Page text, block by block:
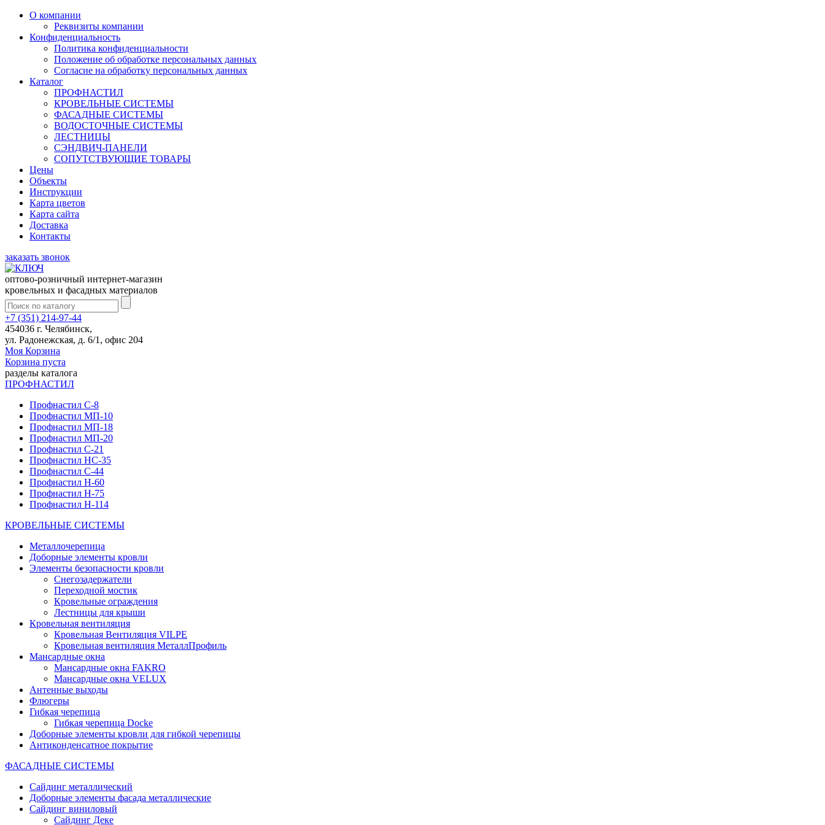
О компании
Реквизиты компании
Конфиденциальность
Политика конфиденциальности
Положение об обработке персональных данных
Согласие на обработку персональных данных
Каталог
ПРОФНАСТИЛ
КРОВЕЛЬНЫЕ СИСТЕМЫ
ФАСАДНЫЕ СИСТЕМЫ
ВОДОСТОЧНЫЕ СИСТЕМЫ
ЛЕСТНИЦЫ
СЭНДВИЧ-ПАНЕЛИ
СОПУТСТВУЮЩИЕ ТОВАРЫ
Цены
Объекты
Инструкции
Карта цветов
Карта сайта
Доставка
Контакты
заказать звонок
оптово-розничный интернет-магазин
кровельных и фасадных материалов
+7 (351) 214-97-44
454036 г. Челябинск,
ул. Радонежская, д. 6/1, офис 204
Моя Корзина
Корзина пуста
разделы каталога
ПРОФНАСТИЛ
Профнастил С-8
Профнастил МП-10
Профнастил МП-18
Профнастил МП-20
Профнастил С-21
Профнастил НС-35
Профнастил С-44
Профнастил Н-60
Профнастил Н-75
Профнастил Н-114
КРОВЕЛЬНЫЕ СИСТЕМЫ
Металлочерепица
Доборные элементы кровли
Элементы безопасности кровли
Снегозадержатели
Переходной мостик
Кровельные ограждения
Лестницы для крыши
Кровельная вентиляция
Кровельная Вентиляция VILPE
Кровельная вентиляция МеталлПрофиль
Мансардные окна
Мансардные окна FAKRO
Мансардные окна VELUX
Антенные выходы
Флюгеры
Гибкая черепица
Гибкая черепица Docke
Доборные элементы кровли для гибкой черепицы
Антиконденсатное покрытие
ФАСАДНЫЕ СИСТЕМЫ
Сайдинг металлический
Доборные элементы фасада металлические
Сайдинг виниловый
Сайдинг Деке